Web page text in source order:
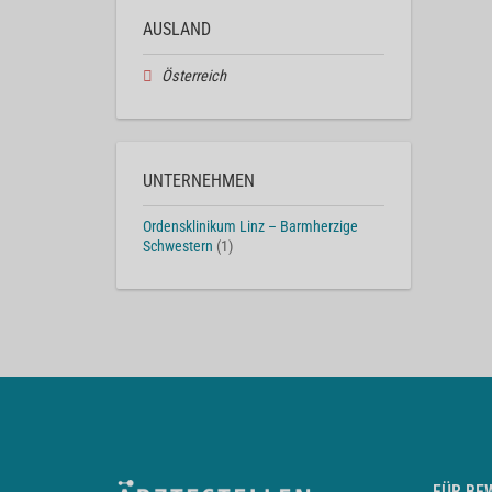
AUSLAND
Österreich
UNTERNEHMEN
Ordensklinikum Linz – Barmherzige
Schwestern (1)